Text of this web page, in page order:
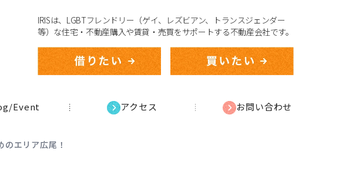
IRISは、LGBTフレンドリー（ゲイ、レズビアン、トランスジェンダー
等）な住宅・不動産購入や賃貸・売買をサポートする不動産会社です。
Event アクセス お問い合わせ
エリア広尾！